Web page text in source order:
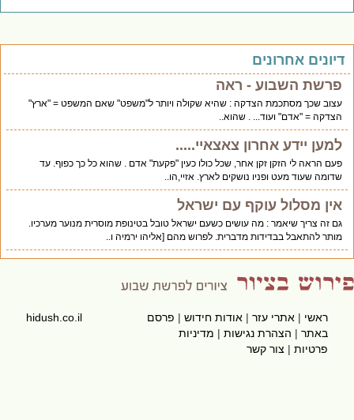
אחרונים
פרשת השבוע - ראה
עצוב שכך מסתכמת הצדקה : שהיא שקולה ויותר ל"משפט" שאם המשפט = "ארץ"
הצדקה = "אדם" ועוד... . שהוא..
למען יידע אחרון צאצאיי.....
פעם הראה לי הזקן זקן אחר, שכל כולו כעין "פקעת" אדם . שהוא כל כך כפוף. עד
שדומה שעוד מעט ופניו נושקים לארץ. אזיי,הו..
אין מסלול עוקף עם ישראל
גם זה צריך שיאמר : מה עושים כשעם ישראל טובל בטינופת מוסרית מנוער מערכיו.
מותר להתאבל בבדידות מדברית. לפרוש מהם [אליהו ירמיה ו..
ראשי|אתרי עזר|אודות חידוש|פרסם
באתר|הצהרת נגישות|מדיניות
פרטיות|צור קשר
hidush.co.il